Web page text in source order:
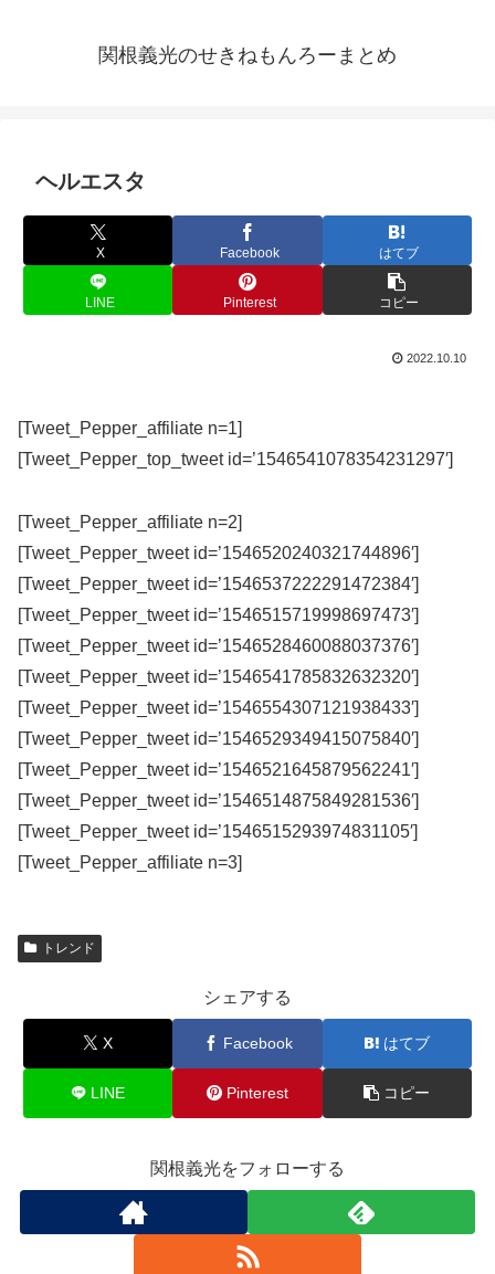
関根義光のせきねもんろーまとめ
ヘルエスタ
X Facebook はてブ
LINE Pinterest コピー
2022.10.10
[Tweet_Pepper_affiliate n=1]
[Tweet_Pepper_top_tweet id=’1546541078354231297′]
[Tweet_Pepper_affiliate n=2]
[Tweet_Pepper_tweet id=’1546520240321744896′]
[Tweet_Pepper_tweet id=’1546537222291472384′]
[Tweet_Pepper_tweet id=’1546515719998697473′]
[Tweet_Pepper_tweet id=’1546528460088037376′]
[Tweet_Pepper_tweet id=’1546541785832632320′]
[Tweet_Pepper_tweet id=’1546554307121938433′]
[Tweet_Pepper_tweet id=’1546529349415075840′]
[Tweet_Pepper_tweet id=’1546521645879562241′]
[Tweet_Pepper_tweet id=’1546514875849281536′]
[Tweet_Pepper_tweet id=’1546515293974831105′]
[Tweet_Pepper_affiliate n=3]
トレンド
シェアする
X Facebook はてブ
LINE Pinterest コピー
関根義光をフォローする